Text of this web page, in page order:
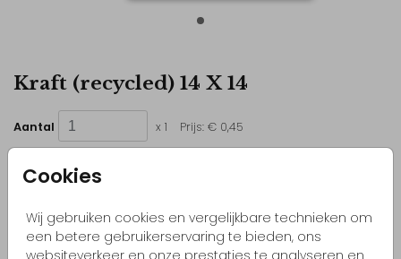
Cookies
Wij gebruiken cookies en vergelijkbare technieken om
een betere gebruikerservaring te bieden, ons
websiteverkeer en onze prestaties te analyseren en
Kraft (recycled) 14 X 14
Aantal x 1 Prijs: € 0,45
Kleurrijke & vrolijke ontwerpen
Originele kaartjes